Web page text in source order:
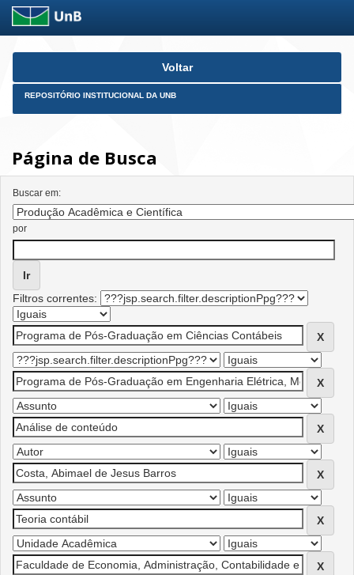
Skip
Voltar
REPOSITÓRIO INSTITUCIONAL DA UNB
Página de Busca
Buscar em:
por
Filtros correntes: